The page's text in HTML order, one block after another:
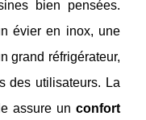
bien pensées.
évier en inox, une
grand réfrigérateur,
des utilisateurs. La
assure un confort